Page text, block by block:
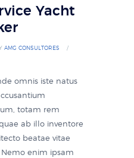
Yacht
AMG CONSULTORES
omnis iste natus
totam rem
ab illo inventore
beatae vitae
enim ipsam